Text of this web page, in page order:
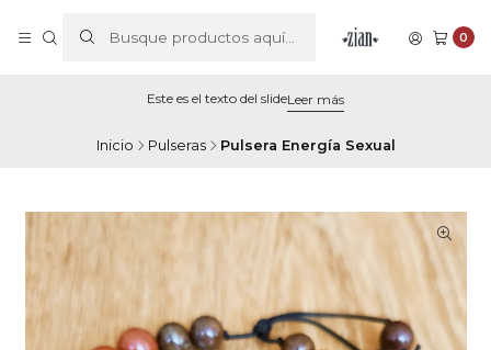
0
Este es el texto del slideLeer más
Inicio Pulseras Pulsera Energía Sexual